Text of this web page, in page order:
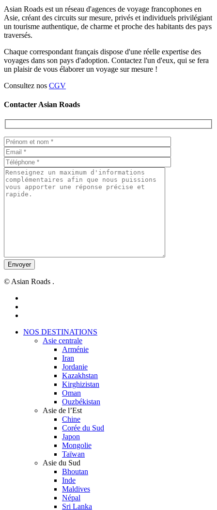
Asian Roads est un réseau d'agences de voyage francophones en
Asie, créant des circuits sur mesure, privés et individuels privilégiant
un tourisme authentique, de charme et proche des habitants des pays
traversés.
Chaque correspondant français dispose d'une réelle expertise des
voyages dans son pays d'adoption. Contactez l'un d'eux, qui se fera
un plaisir de vous élaborer un voyage sur mesure !
Consultez nos CGV
Contacter Asian Roads
© Asian Roads .
Close
NOS DESTINATIONS
Asie centrale
Arménie
Iran
Jordanie
Kazakhstan
Kirghizistan
Oman
Ouzbékistan
Asie de l’Est
Chine
Corée du Sud
Japon
Mongolie
Taïwan
Asie du Sud
Bhoutan
Inde
Maldives
Népal
Sri Lanka